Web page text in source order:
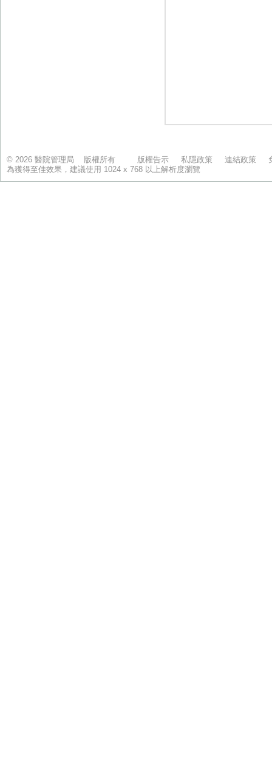
© 2026 醫院管理局 版權所有 版權告示 私隱政策 連結政策
為獲得至佳效果，建議使用 1024 x 768 以上解析度瀏覽